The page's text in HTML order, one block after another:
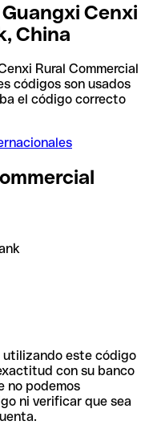
Cenxi
China
Rural Commercial
códigos son usados
el código correcto
utilizando este código
con su banco
no podemos
ni verificar que sea